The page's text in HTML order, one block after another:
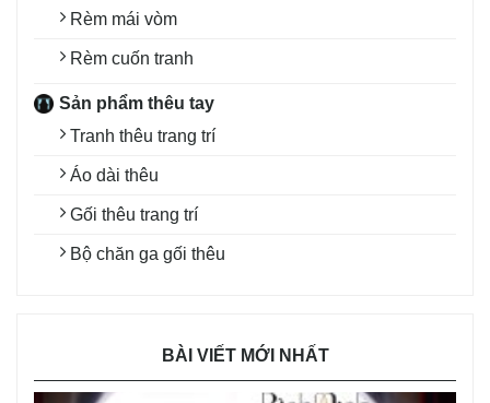
Rèm mái vòm
Rèm cuốn tranh
Sản phẩm thêu tay
Tranh thêu trang trí
Áo dài thêu
Gối thêu trang trí
Bộ chăn ga gối thêu
BÀI VIẾT MỚI NHẤT